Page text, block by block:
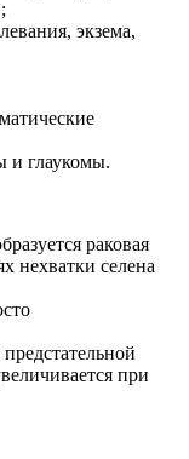
экзема,
и глаукомы.
раковая
нехватки селена
при